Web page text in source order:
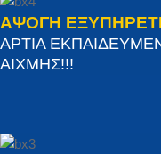
ΑΨΟΓΗ
ΑΡΤΙΑ
ΑΙΧΜΗΣ!!!